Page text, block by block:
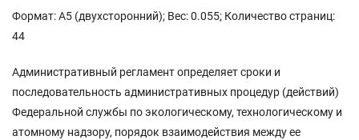
Формат: А5 (двухсторонний); Вес: 0.055; Количество страниц:
44
Административный регламент определяет сроки и
последовательность административных процедур (действий)
Федеральной службы по экологическому, технологическому и
атомному надзору, порядок взаимодействия между ее